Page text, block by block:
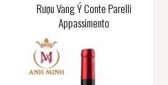
Rượu Vang Ý Conte Parelli
Appassimento